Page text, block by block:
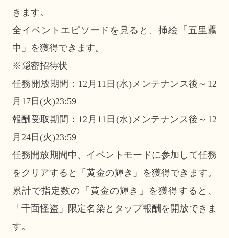
きます。
全イベントエピソードを見ると、挿絵「五里霧
中」を獲得できます。
※隠密招待状
任務開放期間：12月11日(水)メンテナンス後～12
月17日(火)23:59
報酬受取期間：12月11日(水)メンテナンス後～12
月24日(火)23:59
任務開放期間中、イベントモードに参加して任務
をクリアすると「黄金の輝き」を獲得できます。
累計で指定数の「黄金の輝き」を獲得すると、
「千面怪盗」限定名染とタップ報酬を開放できま
す。